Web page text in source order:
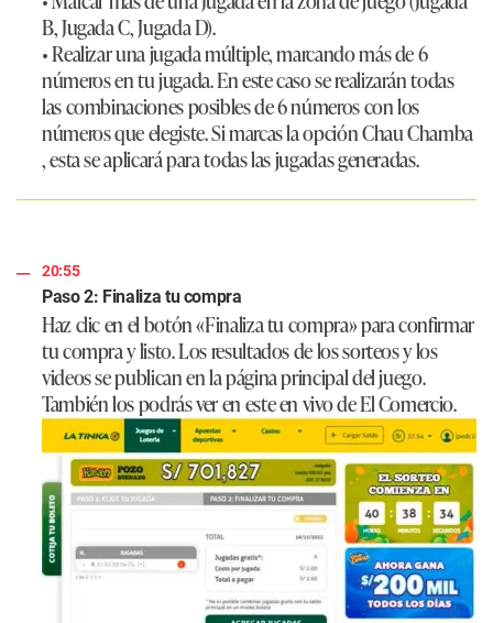
B, Jugada C, Jugada D).
• Realizar una jugada múltiple, marcando más de 6
números en tu jugada. En este caso se realizarán todas
las combinaciones posibles de 6 números con los
números que elegiste. Si marcas la opción Chau Chamba
, esta se aplicará para todas las jugadas generadas.
20:55
Paso 2: Finaliza tu compra
Haz clic en el botón «Finaliza tu compra» para confirmar
tu compra y listo. Los resultados de los sorteos y los
videos se publican en la página principal del juego.
También los podrás ver en este en vivo de El Comercio.